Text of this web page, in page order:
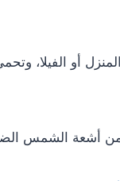
أو الفيلا،
أشعة الشمس